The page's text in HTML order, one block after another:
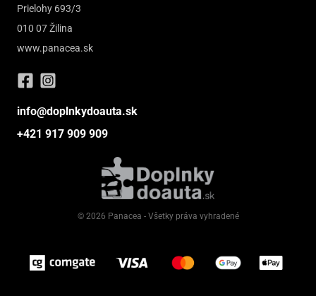
Prielohy 693/3
010 07 Žilina
www.panacea.sk
info@doplnkydoauta.sk
+421 917 909 909
© 2026 Panacea - Všetky práva vyhradené